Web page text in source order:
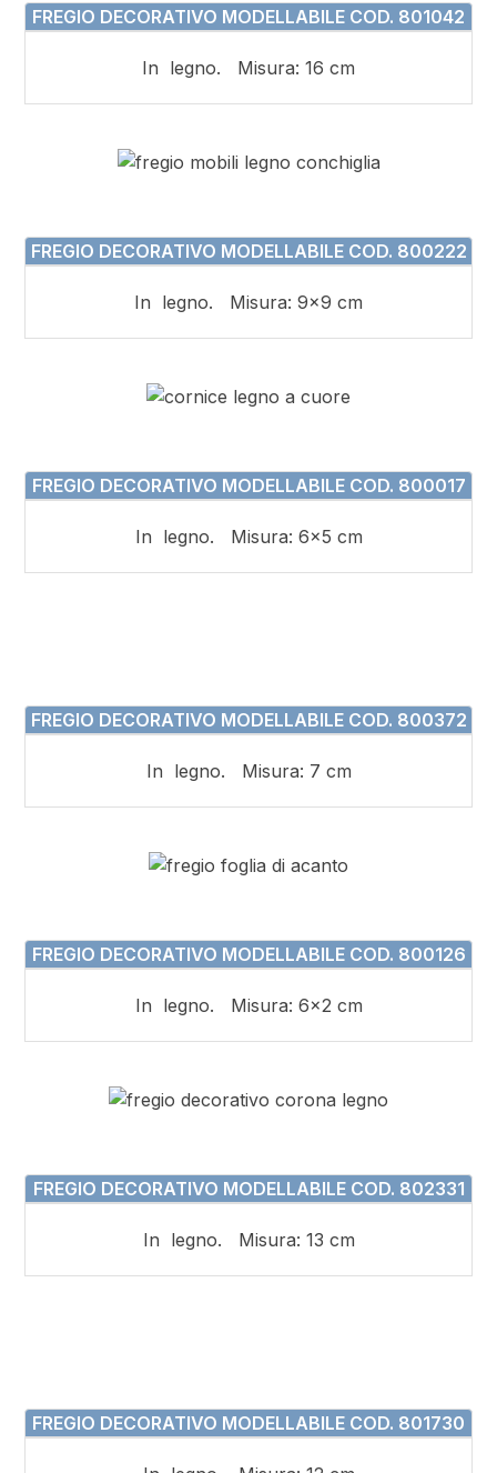
FREGIO DECORATIVO MODELLABILE COD. 801042
In legno. Misura: 16 cm
FREGIO DECORATIVO MODELLABILE COD. 800222
In legno. Misura: 9×9 cm
FREGIO DECORATIVO MODELLABILE COD. 800017
In legno. Misura: 6×5 cm
FREGIO DECORATIVO MODELLABILE COD. 800372
In legno. Misura: 7 cm
FREGIO DECORATIVO MODELLABILE COD. 800126
In legno. Misura: 6×2 cm
FREGIO DECORATIVO MODELLABILE COD. 802331
In legno. Misura: 13 cm
FREGIO DECORATIVO MODELLABILE COD. 801730